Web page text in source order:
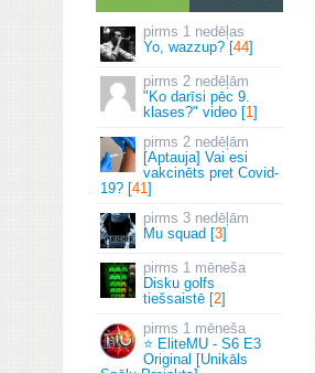
1 nedēļas
Yo, wazzup? [44]
2 nedēļām
"Ko darīsi pēc 9.
klases?" video [1]
2 nedēļām
[Aptauja] Vai esi
vakcinēts pret Covid-
19? [41]
3 nedēļām
Mu squad [3]
1 mēneša
Disku golfs
tiešsaistē [2]
1 mēneša
⭐ EliteMU - S6 E3
Original [Unikāls